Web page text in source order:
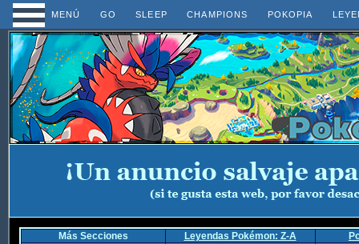
MENÚ GO SLEEP CHAMPIONS POKOPIA
Más Secciones Leyendas Pokémon: Z-A